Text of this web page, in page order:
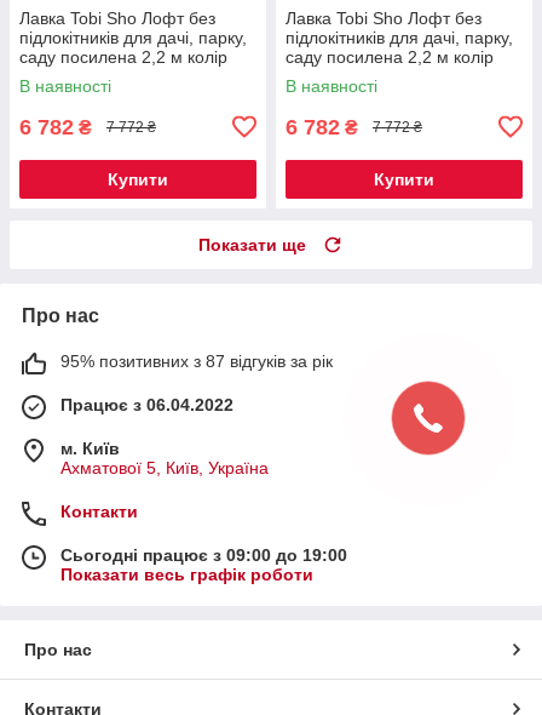
Лавка Tobi Sho Лофт без
підлокітників для дачі, парку,
саду посилена 2,2 м колір
горіх
В наявності
6 782 ₴ 7 772 ₴
Купити
Лавка Tobi Sho Лофт без
підлокітників для дачі, парку,
саду посилена 2,2 м колір
черешня
В наявності
6 782 ₴ 7 772 ₴
Купити
Показати ще
Про нас
95% позитивних з 87 відгуків за рік
Працює з 06.04.2022
м. Київ
Ахматової 5, Київ, Україна
Контакти
Сьогодні працює з 09:00 до 19:00
Показати весь графік роботи
Про нас
Контакти